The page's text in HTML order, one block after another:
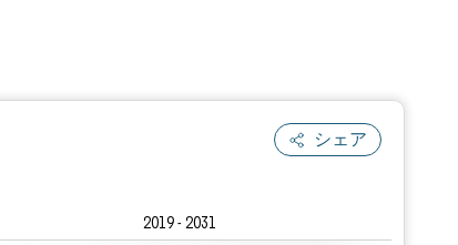
シェア
2019 - 2031